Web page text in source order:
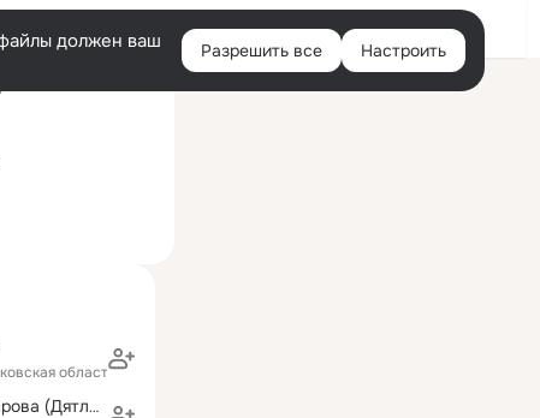
Войти
должен ваш
Разрешить все Настроить
технологический университет "Станкин"
область)
Юлия Комиссарова (Дятлова)